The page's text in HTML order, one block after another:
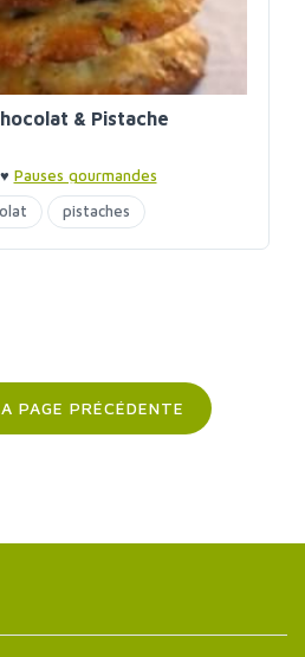
& Pistache
♥ Pauses gourmandes
pistaches
PAGE PRÉCÉDENTE